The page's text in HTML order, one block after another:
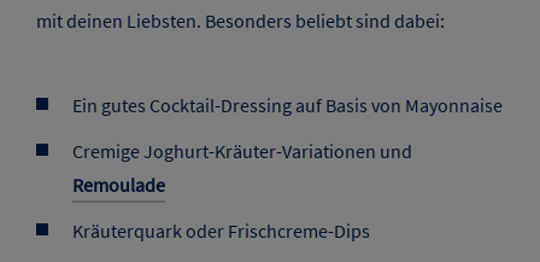
mit deinen Liebsten. Besonders beliebt sind dabei:
Ein gutes Cocktail-Dressing auf Basis von Mayonnaise
Cremige Joghurt-Kräuter-Variationen und
Remoulade
Kräuterquark oder Frischcreme-Dips